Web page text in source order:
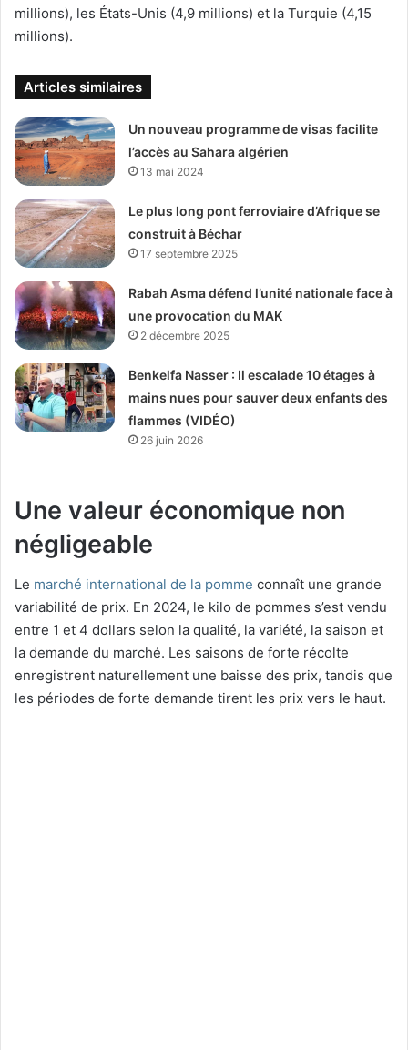
millions), les États-Unis (4,9 millions) et la Turquie (4,15
millions).
Articles similaires
Un nouveau programme de visas facilite
l’accès au Sahara algérien
13 mai 2024
Le plus long pont ferroviaire d’Afrique se
construit à Béchar
17 septembre 2025
Rabah Asma défend l’unité nationale face à
une provocation du MAK
2 décembre 2025
Benkelfa Nasser : Il escalade 10 étages à
mains nues pour sauver deux enfants des
flammes (VIDÉO)
26 juin 2026
Une valeur économique non
négligeable
Le marché international de la pomme connaît une grande
variabilité de prix. En 2024, le kilo de pommes s’est vendu
entre 1 et 4 dollars selon la qualité, la variété, la saison et
la demande du marché. Les saisons de forte récolte
enregistrent naturellement une baisse des prix, tandis que
les périodes de forte demande tirent les prix vers le haut.